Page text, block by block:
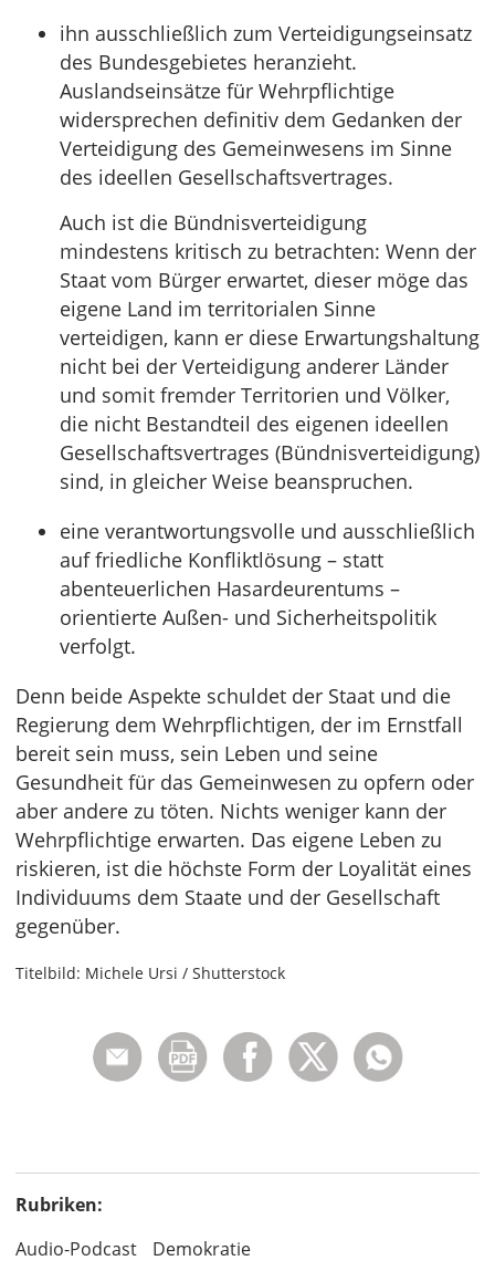
ihn ausschließlich zum Verteidigungseinsatz
des Bundesgebietes heranzieht.
Auslandseinsätze für Wehrpflichtige
widersprechen definitiv dem Gedanken der
Verteidigung des Gemeinwesens im Sinne
des ideellen Gesellschaftsvertrages.
Auch ist die Bündnisverteidigung
mindestens kritisch zu betrachten: Wenn der
Staat vom Bürger erwartet, dieser möge das
eigene Land im territorialen Sinne
verteidigen, kann er diese Erwartungshaltung
nicht bei der Verteidigung anderer Länder
und somit fremder Territorien und Völker,
die nicht Bestandteil des eigenen ideellen
Gesellschaftsvertrages (Bündnisverteidigung)
sind, in gleicher Weise beanspruchen.
eine verantwortungsvolle und ausschließlich
auf friedliche Konfliktlösung – statt
abenteuerlichen Hasardeurentums –
orientierte Außen- und Sicherheitspolitik
verfolgt.
Denn beide Aspekte schuldet der Staat und die
Regierung dem Wehrpflichtigen, der im Ernstfall
bereit sein muss, sein Leben und seine
Gesundheit für das Gemeinwesen zu opfern oder
aber andere zu töten. Nichts weniger kann der
Wehrpflichtige erwarten. Das eigene Leben zu
riskieren, ist die höchste Form der Loyalität eines
Individuums dem Staate und der Gesellschaft
gegenüber.
Titelbild: Michele Ursi / Shutterstock
Rubriken:
Audio-Podcast
Demokratie